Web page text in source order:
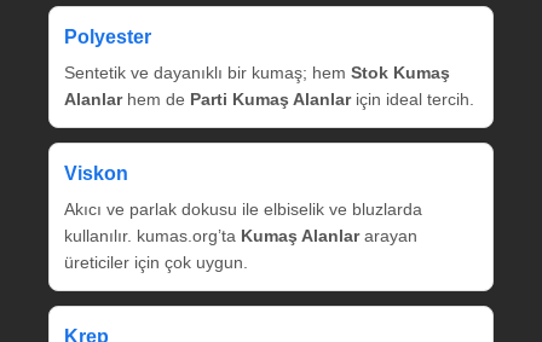
Polyester
Sentetik ve dayanıklı bir kumaş; hem Stok Kumaş
Alanlarhem de Parti Kumaş Alanlariçin ideal tercih.
Viskon
Akıcı ve parlak dokusu ile elbiselik ve bluzlarda
kullanılır. kumas.org’ta Kumaş Alanlararayan
üreticiler için çok uygun.
Krep